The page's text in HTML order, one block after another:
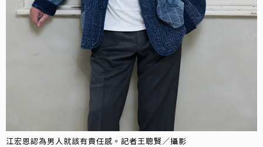
江宏恩認為男人就該有責任感。記者王聰賢／攝影